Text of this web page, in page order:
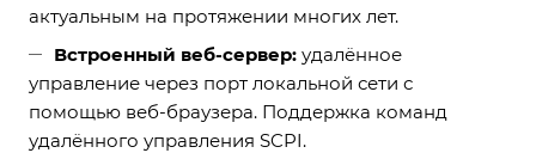
актуальным на протяжении многих лет.
Встроенный веб-сервер: удалённое
управление через порт локальной сети с
помощью веб-браузера. Поддержка команд
удалённого управления SCPI.